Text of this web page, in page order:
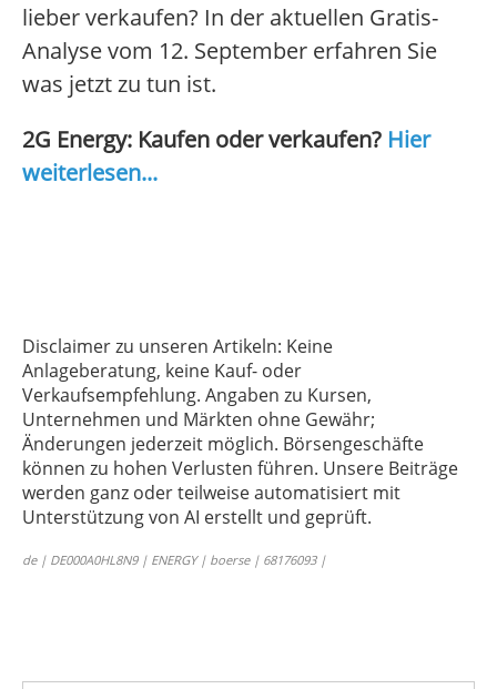
lieber verkaufen? In der aktuellen Gratis-
Analyse vom 12. September erfahren Sie
was jetzt zu tun ist.
2G Energy: Kaufen oder verkaufen? Hier
weiterlesen...
Disclaimer zu unseren Artikeln: Keine
Anlageberatung, keine Kauf- oder
Verkaufsempfehlung. Angaben zu Kursen,
Unternehmen und Märkten ohne Gewähr;
Änderungen jederzeit möglich. Börsengeschäfte
können zu hohen Verlusten führen. Unsere Beiträge
werden ganz oder teilweise automatisiert mit
Unterstützung von AI erstellt und geprüft.
de | DE000A0HL8N9 | ENERGY | boerse | 68176093 |